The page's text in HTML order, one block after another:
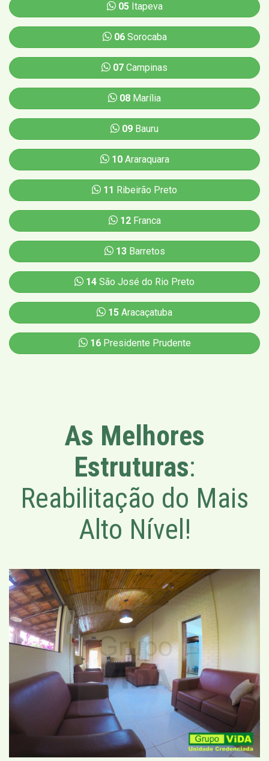
05Itapeva
06Sorocaba
07 Campinas
08 Marília
09 Bauru
10Araraquara
11 Ribeirão Preto
12Franca
13Barretos
14 São José do Rio Preto
15 Aracaçatuba
16Presidente Prudente
As Melhores
Estruturas:
Reabilitação do Mais
Alto Nível!